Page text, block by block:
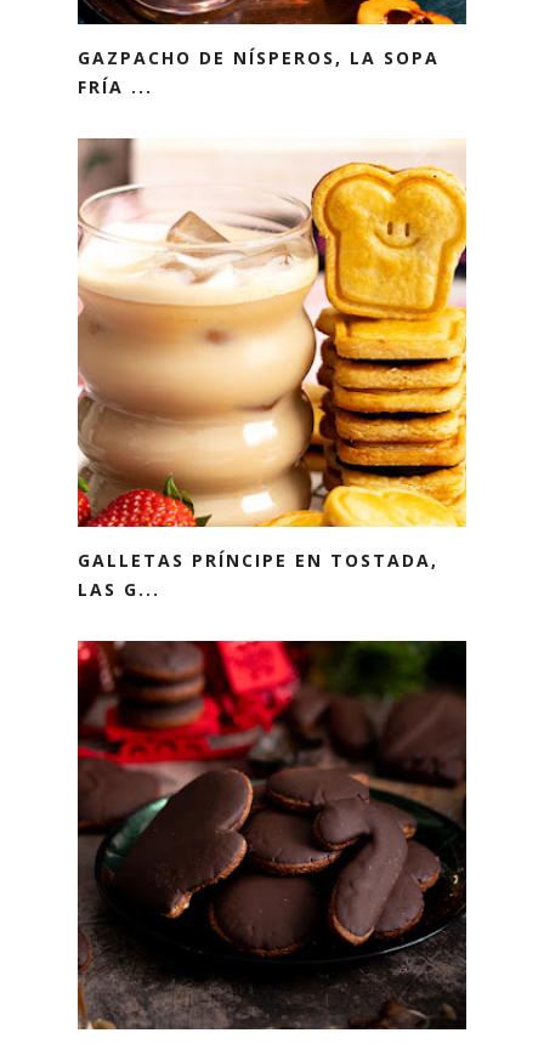
GAZPACHO DE NÍSPEROS, LA SOPA
FRÍA ...
GALLETAS PRÍNCIPE EN TOSTADA,
LAS G...